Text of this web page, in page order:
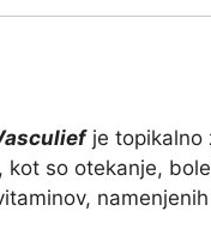
je topikalno
kot so otekanje,